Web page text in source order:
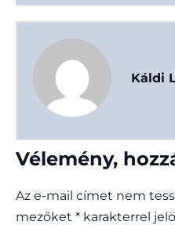
Káldi
Vélemény,
Az e-mail címet nem
mezőket * karakterrel